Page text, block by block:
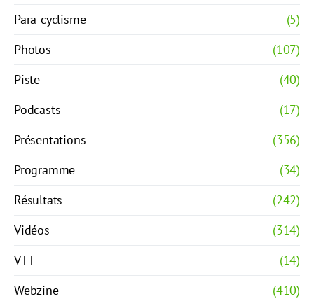
Para-cyclisme
(5)
Photos
(107)
Piste
(40)
Podcasts
(17)
Présentations
(356)
Programme
(34)
Résultats
(242)
Vidéos
(314)
VTT
(14)
Webzine
(410)